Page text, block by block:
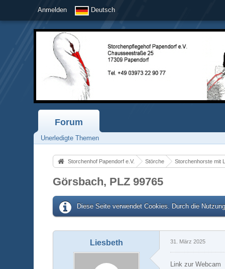
Anmelden Deutsch
Forum
Unerledigte Themen
Storchenhof Papendorf e.V. Störche Storchenhorste mit
Görsbach, PLZ 99765
Diese Seite verwendet Cookies. Durch die
Liesbeth 31. März 2025
Link zur Webcam